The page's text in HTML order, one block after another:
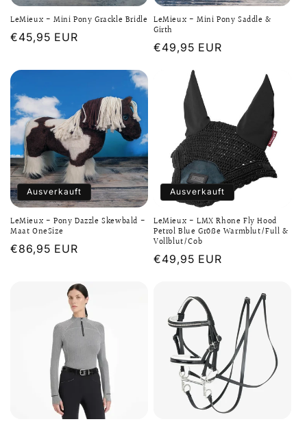
LeMieux - Mini Pony Grackle Bridle
Normaler
€45,95 EUR
LeMieux - Mini Pony Saddle &
Girth
Normaler
€49,95 EUR
Ausverkauft
LeMieux - Pony Dazzle Skewbald -
Maat OneSize
Normaler
€86,95 EUR
Ausverkauft
LeMieux - LMX Rhone Fly Hood
Petrol Blue Größe Warmblut/Full &
Vollblut/Cob
Normaler
€49,95 EUR